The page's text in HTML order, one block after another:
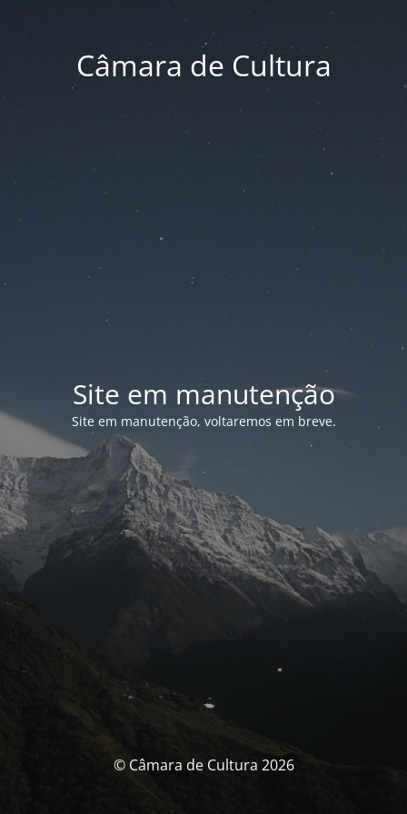
Câmara de Cultura
Site em manutenção
Site em manutenção, voltaremos em breve.
© Câmara de Cultura 2026